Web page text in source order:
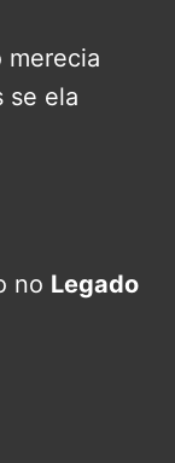
merecia
se ela
no Legado